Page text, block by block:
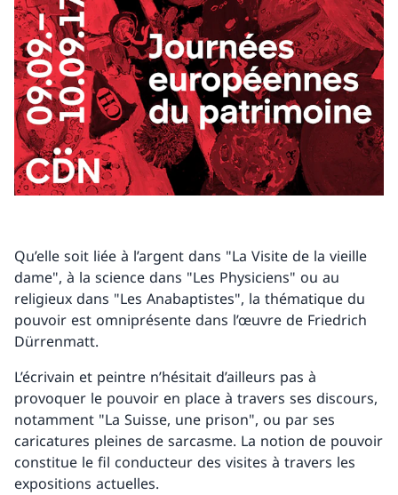
Qu’elle soit liée à l’argent dans "La Visite de la vieille
dame", à la science dans "Les Physiciens" ou au
religieux dans "Les Anabaptistes", la thématique du
pouvoir est omniprésente dans l’œuvre de Friedrich
Dürrenmatt.
L’écrivain et peintre n’hésitait d’ailleurs pas à
provoquer le pouvoir en place à travers ses discours,
notamment "La Suisse, une prison", ou par ses
caricatures pleines de sarcasme. La notion de pouvoir
constitue le fil conducteur des visites à travers les
expositions actuelles.